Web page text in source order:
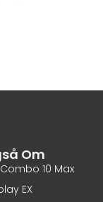
Om
10 Max
EX